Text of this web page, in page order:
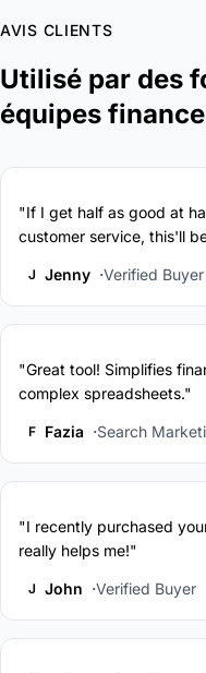
AVIS CLIENTS
Utilisé par des
équipes
"If I get half as good at
customer service, this'll
J Jenny Verified Buyer
"Great tool! Simplifies
complex spreadsheets."
F Fazia Search
"I recently purchased
really helps me!"
J John Verified Buyer